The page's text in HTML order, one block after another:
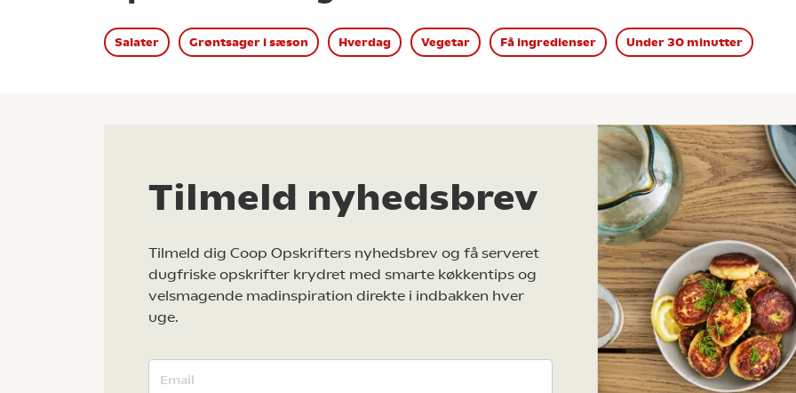
Salater Grøntsager i sæson Hverdag Vegetar Få ingredienser Under 30 minutter
Tilmeld nyhedsbrev
Tilmeld dig Coop Opskrifters nyhedsbrev og få serveret
dugfriske opskrifter krydret med smarte køkkentips og
velsmagende madinspiration direkte i indbakken hver
uge.